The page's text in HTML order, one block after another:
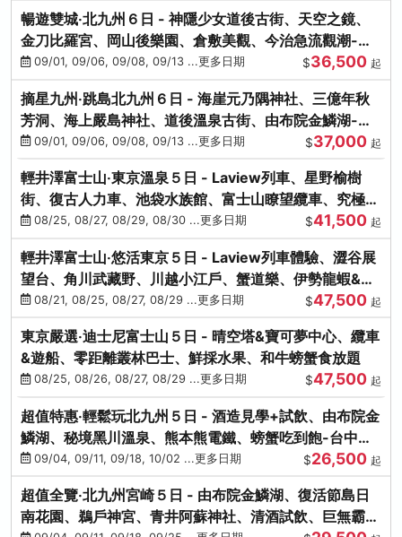
暢遊雙城‧北九州６日 - 神隱少女道後古街、天空之鏡、
金刀比羅宮、岡山後樂園、倉敷美觀、今治急流觀潮-台
中出發
09/01, 09/06, 09/08, 09/13 ...更多日期 $36,500 起
摘星九州‧跳島北九州６日 - 海崖元乃隅神社、三億年秋
芳洞、海上嚴島神社、道後溫泉古街、由布院金鱗湖-台
中出發
09/01, 09/06, 09/08, 09/13 ...更多日期 $37,000 起
輕井澤富士山‧東京溫泉５日 - Laview列車、星野榆樹
街、復古人力車、池袋水族館、富士山瞭望纜車、究極海
鮮食放題
08/25, 08/27, 08/29, 08/30 ...更多日期 $41,500 起
輕井澤富士山‧悠活東京５日 - Laview列車體驗、澀谷展
望台、角川武藏野、川越小江戶、蟹道樂、伊勢龍蝦&海
膽生魚片
08/21, 08/25, 08/27, 08/29 ...更多日期 $47,500 起
東京嚴選‧迪士尼富士山５日 - 晴空塔&寶可夢中心、纜車
&遊船、零距離叢林巴士、鮮採水果、和牛螃蟹食放題
08/25, 08/26, 08/27, 08/29 ...更多日期 $47,500 起
超值特惠‧輕鬆玩北九州５日 - 酒造見學+試飲、由布院金
鱗湖、秘境黑川溫泉、熊本熊電鐵、螃蟹吃到飽-台中出
發09/04, 09/11, 09/18, 10/02 ...更多日期 $26,500 起
超值全覽‧北九州宮崎５日 - 由布院金鱗湖、復活節島日
南花園、鵜戶神宮、青井阿蘇神社、清酒試飲、巨無霸熊